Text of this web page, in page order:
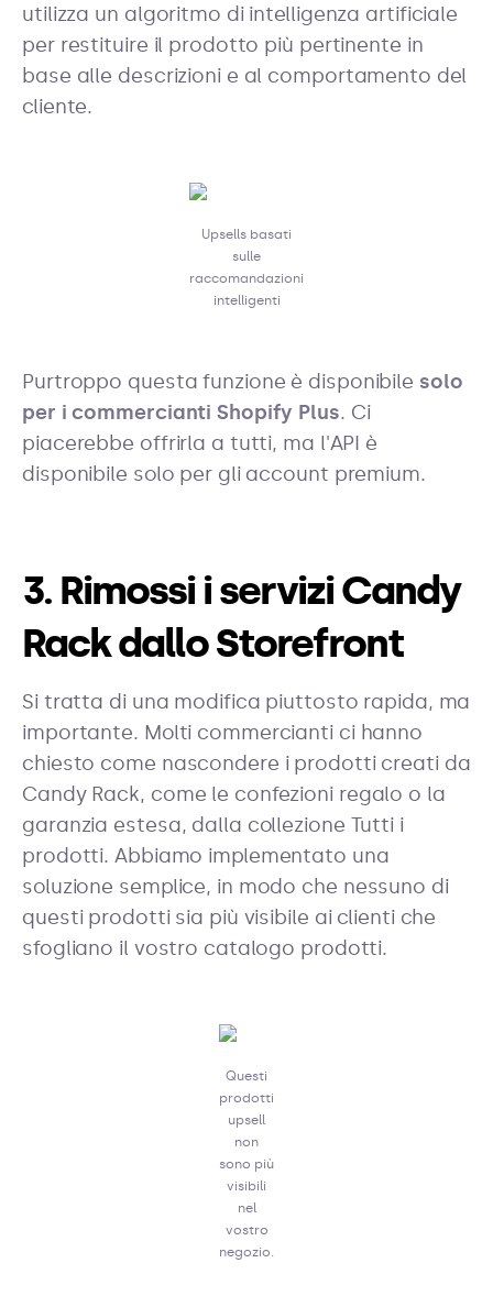
utilizza un algoritmo di intelligenza artificiale
per restituire il prodotto più pertinente in
base alle descrizioni e al comportamento del
cliente.
Upsells basati
sulle
raccomandazioni
intelligenti
Purtroppo questa funzione è disponibile solo
per i commercianti Shopify Plus. Ci
piacerebbe offrirla a tutti, ma l'API è
disponibile solo per gli account premium.
3. Rimossi i servizi Candy
Rack dallo Storefront
Si tratta di una modifica piuttosto rapida, ma
importante. Molti commercianti ci hanno
chiesto come nascondere i prodotti creati da
Candy Rack, come le confezioni regalo o la
garanzia estesa, dalla collezione Tutti i
prodotti. Abbiamo implementato una
soluzione semplice, in modo che nessuno di
questi prodotti sia più visibile ai clienti che
sfogliano il vostro catalogo prodotti.
Questi
prodotti
upsell
non
sono più
visibili
nel
vostro
negozio.